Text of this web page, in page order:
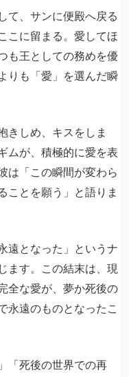
て、サンに便殿へ戻る
こに留まる。愛してほ
も王としての務めを優
りも「愛」を選んだ瞬
きしめ、キスをしま
ムが、積極的に愛を表
は「この瞬間が変わら
ことを願う」と語りま
遠となった」というナ
ます。この結末は、現
全な愛が、夢か死後の
永遠のものとなったこ
「死後の世界での再